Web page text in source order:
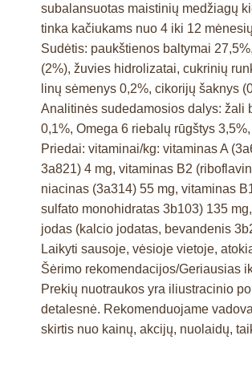
subalansuotas maistinių medžiagų
tinka kačiukams nuo 4 iki 12
Sudėtis: paukštienos baltymai
(2%), žuvies hidrolizatai, cukrinių
linų sėmenys 0,2%, cikorijų šaknys
Analitinės sudedamosios dalys: žali
0,1%, Omega 6 riebalų rūgštys
Priedai: vitaminai/kg: vitaminas A
3a821) 4 mg, vitaminas B2
niacinas (3a314) 55 mg, vitaminas
sulfato monohidratas 3b103) 135
jodas (kalcio jodatas, bevandenis
Laikyti sausoje, vėsioje vietoje,
Šėrimo rekomendacijos/Geriausias
Prekių nuotraukos yra iliustracinio
detalesnė. Rekomenduojame
skirtis nuo kainų, akcijų, nuolaidų,